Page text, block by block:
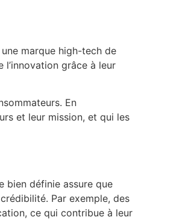
marque high-tech de
l’innovation grâce à leur
En
et leur mission, et qui les
bien définie assure que
Par exemple, des
ce qui contribue à leur